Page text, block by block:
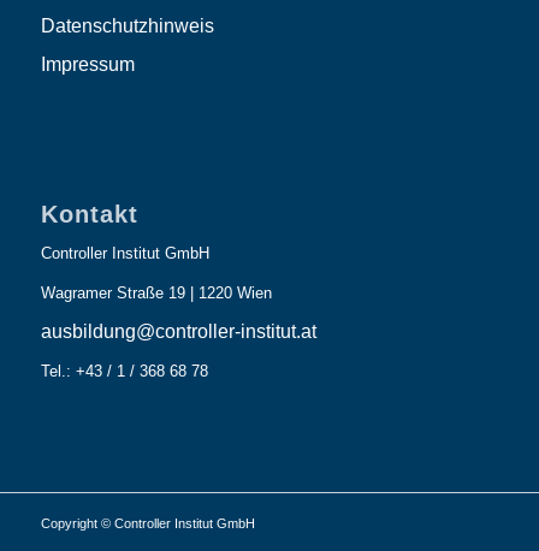
Datenschutzhinweis
Impressum
Kontakt
Controller Institut GmbH
Wagramer Straße 19 | 1220 Wien
ausbildung@controller-institut.at
Tel.: +43 / 1 / 368 68 78
Copyright © Controller Institut GmbH